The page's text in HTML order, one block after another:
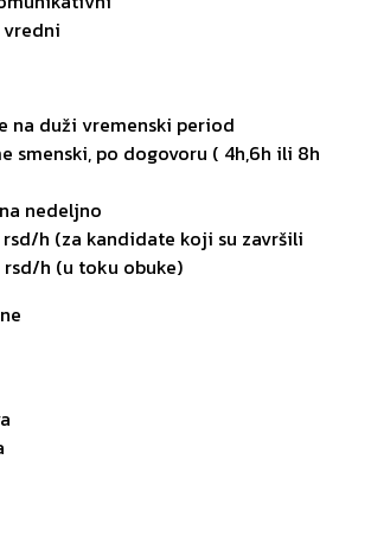
na duži vremenski period
smenski, po dogovoru ( 4h,6h ili 8h
nedeljno
h (za kandidate koji su završili
rsd/h (u toku obuke)